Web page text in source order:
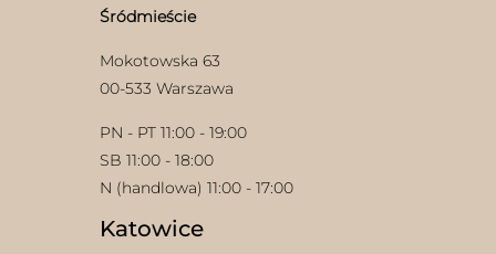
Śródmieście
Mokotowska 63
00-533 Warszawa
PN - PT 11:00 - 19:00
SB 11:00 - 18:00
N (handlowa) 11:00 - 17:00
Katowice